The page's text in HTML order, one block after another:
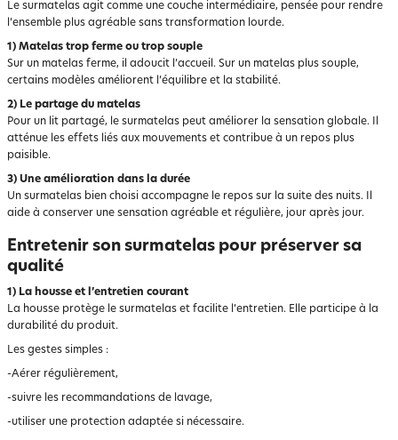
Le surmatelas agit comme une couche intermédiaire, pensée pour rendre
l’ensemble plus agréable sans transformation lourde.
1) Matelas trop ferme ou trop souple
Sur un matelas ferme, il adoucit l’accueil. Sur un matelas plus souple,
certains modèles améliorent l’équilibre et la stabilité.
2) Le partage du matelas
Pour un lit partagé, le surmatelas peut améliorer la sensation globale. Il
atténue les effets liés aux mouvements et contribue à un repos plus
paisible.
3) Une amélioration dans la durée
Un surmatelas bien choisi accompagne le repos sur la suite des nuits. Il
aide à conserver une sensation agréable et régulière, jour après jour.
Entretenir son surmatelas pour préserver sa
qualité
1) La housse et l’entretien courant
La housse protège le surmatelas et facilite l’entretien. Elle participe à la
durabilité du produit.
Les gestes simples :
-Aérer régulièrement,
-suivre les recommandations de lavage,
-utiliser une protection adaptée si nécessaire.